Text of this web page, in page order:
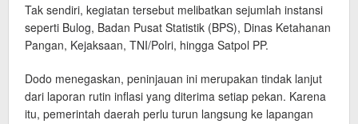
Tak sendiri, kegiatan tersebut melibatkan sejumlah instansi
seperti Bulog, Badan Pusat Statistik (BPS), Dinas Ketahanan
Pangan, Kejaksaan, TNI/Polri, hingga Satpol PP.
Dodo menegaskan, peninjauan ini merupakan tindak lanjut
dari laporan rutin inflasi yang diterima setiap pekan. Karena
itu, pemerintah daerah perlu turun langsung ke lapangan